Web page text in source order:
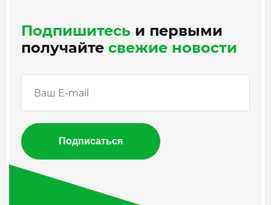
Подпишитесь и первыми
получайте свежие новости
Подписаться